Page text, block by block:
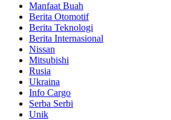
Manfaat Buah
Berita Otomotif
Berita Teknologi
Berita Internasional
Nissan
Mitsubishi
Rusia
Ukraina
Info Cargo
Serba Serbi
Unik